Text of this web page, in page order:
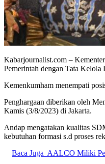
Kabarjournalist.com –
Pemerintah dengan Tata
Kemenkumham menempati
Penghargaan diberikan oleh
Kamis (3/8/2023) di Jakarta.
Andap mengatakan kualitas
kebutuhan formasi s.d proses
Baca Juga AALCO Miliki